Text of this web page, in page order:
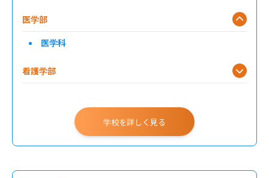
医学部
医学科
看護学部
学校を詳しく見る